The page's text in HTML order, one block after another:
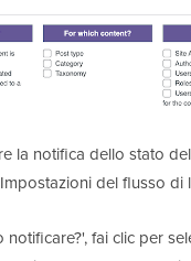
la notifica dello stato
del flusso di
fai clic per